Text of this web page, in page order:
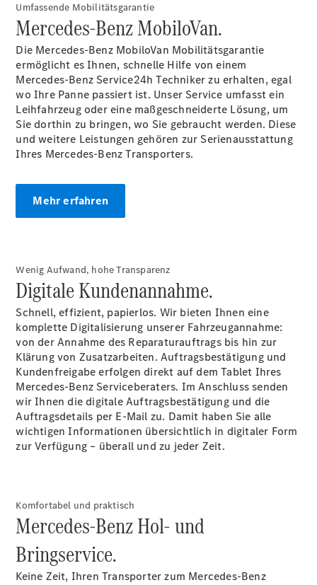
Übersicht
Transporter
Highlights
Leasing
Privatkunden
Leasing
Finanzierung
Privatkunden
Store
Gebrauchtwagensuche
Elektrotransporter
Sprinter
Sprinter
Kastenwagen
eSprinter
Tourer
Sprinter
Pritschenfahrzeug
eSprinter
Umfassende Mobilitätsgarantie
Mercedes-Benz MobiloVan.
Die Mercedes-Benz MobiloVan Mobilitätsgarantie
ermöglicht es Ihnen, schnelle Hilfe von einem
Mercedes-Benz Service24h Techniker zu erhalten, egal
wo Ihre Panne passiert ist. Unser Service umfasst ein
Leihfahrzeug oder eine maßgeschneiderte Lösung, um
Sie dorthin zu bringen, wo Sie gebraucht werden. Diese
und weitere Leistungen gehören zur Serienausstattung
Ihres Mercedes-Benz Transporters.
Mehr erfahren
Wenig Aufwand, hohe Transparenz
Digitale Kundenannahme.
Schnell, effizient, papierlos. Wir bieten Ihnen eine
komplette Digitalisierung unserer Fahrzeugannahme:
von der Annahme des Reparaturauftrags bis hin zur
Klärung von Zusatzarbeiten. Auftragsbestätigung und
Kundenfreigabe erfolgen direkt auf dem Tablet Ihres
Mercedes-Benz Serviceberaters. Im Anschluss senden
wir Ihnen die digitale Auftragsbestätigung und die
Auftragsdetails per E-Mail zu. Damit haben Sie alle
wichtigen Informationen übersichtlich in digitaler Form
zur Verfügung – überall und zu jeder Zeit.
Komfortabel und praktisch
Mercedes-Benz Hol- und
Bringservice.
Keine Zeit, Ihren Transporter zum Mercedes-Benz